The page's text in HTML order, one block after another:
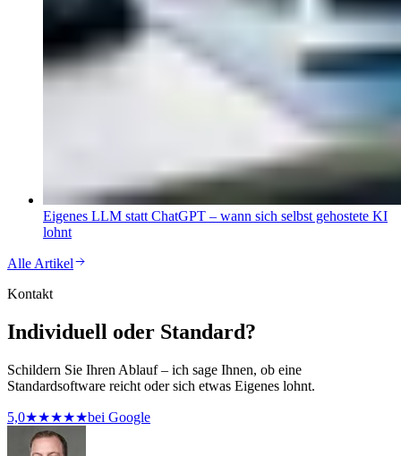
Eigenes LLM statt ChatGPT – wann sich selbst gehostete KI
lohnt
Alle Artikel
Kontakt
Individuell oder Standard?
Schildern Sie Ihren Ablauf – ich sage Ihnen, ob eine
Standardsoftware reicht oder sich etwas Eigenes lohnt.
5,0★★★★★bei Google